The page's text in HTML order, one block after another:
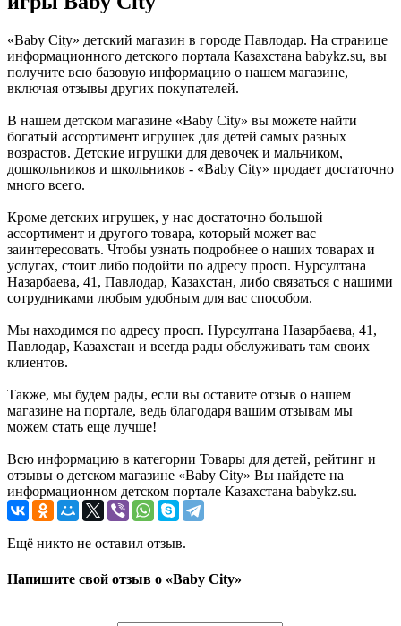
«Baby City» детский магазин в городе Павлодар. На странице
информационного детского портала Казахстана babykz.su, вы
получите всю базовую информацию о нашем магазине,
включая отзывы других покупателей.
В нашем детском магазине «Baby City» вы можете найти
богатый ассортимент игрушек для детей самых разных
возрастов. Детские игрушки для девочек и мальчиком,
дошкольников и школьников - «Baby City» продает достаточно
много всего.
Кроме детских игрушек, у нас достаточно большой
ассортимент и другого товара, который может вас
заинтересовать. Чтобы узнать подробнее о наших товарах и
услугах, стоит либо подойти по адресу просп. Нурсултана
Назарбаева, 41, Павлодар, Казахстан, либо связаться с нашими
сотрудниками любым удобным для вас способом.
Мы находимся по адресу просп. Нурсултана Назарбаева, 41,
Павлодар, Казахстан и всегда рады обслуживать там своих
клиентов.
Также, мы будем рады, если вы оставите отзыв о нашем
магазине на портале, ведь благодаря вашим отзывам мы
можем стать еще лучше!
Всю информацию в категории Товары для детей, рейтинг и
отзывы о детском магазине «Baby City» Вы найдете на
информационном детском портале Казахстана babykz.su.
Ещё никто не оставил отзыв.
Напишите свой отзыв о «Baby City»